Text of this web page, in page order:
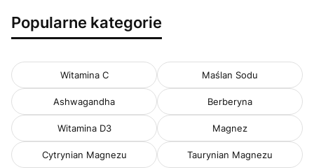
Popularne kategorie
Witamina C Maślan Sodu
Ashwagandha Berberyna
Witamina D3 Magnez
Cytrynian Magnezu Taurynian Magnezu